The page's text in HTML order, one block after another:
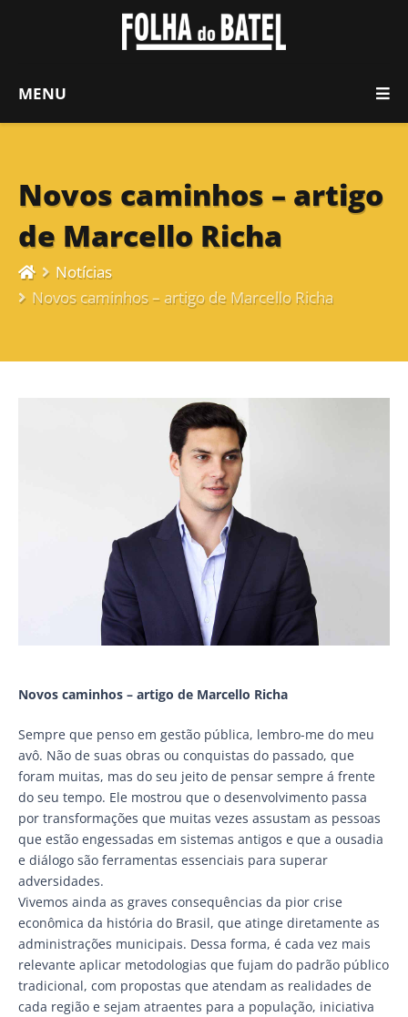
MENU
Novos caminhos – artigo
de Marcello Richa
Notícias
Novos caminhos – artigo de Marcello Richa
Novos caminhos – artigo de Marcello Richa
Sempre que penso em gestão pública, lembro-me do meu
avô. Não de suas obras ou conquistas do passado, que
foram muitas, mas do seu jeito de pensar sempre á frente
do seu tempo. Ele mostrou que o desenvolvimento passa
por transformações que muitas vezes assustam as pessoas
que estão engessadas em sistemas antigos e que a ousadia
e diálogo são ferramentas essenciais para superar
adversidades.
Vivemos ainda as graves consequências da pior crise
econômica da história do Brasil, que atinge diretamente as
administrações municipais. Dessa forma, é cada vez mais
relevante aplicar metodologias que fujam do padrão público
tradicional, com propostas que atendam as realidades de
cada região e sejam atraentes para a população, iniciativa